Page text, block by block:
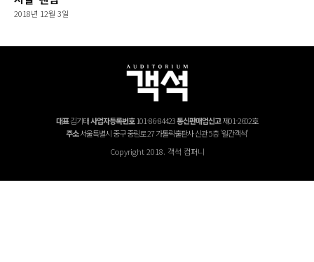
2018년 12월 3일
대표김기태사업자등록번호101-86-84423통신판매업신고제01-2602호
주소서울특별시 중구 중림로 27 가톨릭출판사 신관 5층 '월간객석'
Copyright 2018. 객석 컴퍼니